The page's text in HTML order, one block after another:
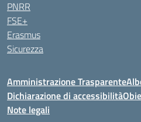
PNRR
FSE+
Erasmus
Sicurezza
Amministrazione Trasparente
Dichiarazione di accessibilità
Note legali